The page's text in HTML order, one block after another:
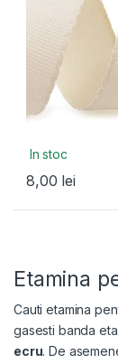
In stoc
8,00 lei
Etamina
Cauti etamina
gasesti banda
ecru. De